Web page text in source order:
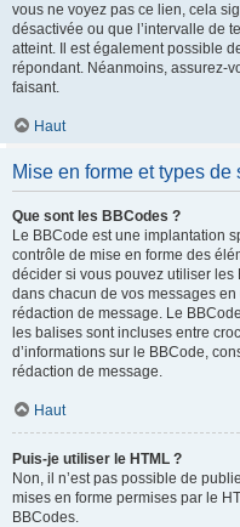
vous ne voyez pas ce lien, cela
désactivée ou que l’intervalle de
atteint. Il est également possible
répondant. Néanmoins, assurez-
faisant.
Haut
Mise en forme et types de
Que sont les BBCodes ?
Le BBCode est une implantation
contrôle de mise en forme des
décider si vous pouvez utiliser
dans chacun de vos messages
rédaction de message. Le
les balises sont incluses entre
d’informations sur le BBCode,
rédaction de message.
Haut
Puis-je utiliser le HTML ?
Non, il n’est pas possible de
mises en forme permises par le
BBCodes.